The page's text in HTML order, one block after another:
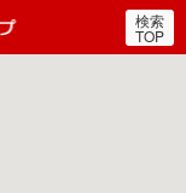
郵便局・日本郵政グルー
検索
TOP